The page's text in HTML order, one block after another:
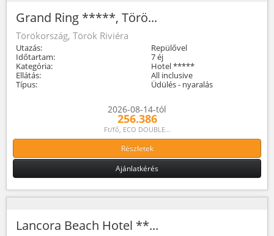
Grand Ring *****, Törö...
Törökország, Török Riviéra
Utazás:
Repülővel
Időtartam:
7 éj
Kategória:
Hotel *****
Ellátás:
All inclusive
Típus:
Üdülés - nyaralás
2026-08-14-tól
256.386
Ft/fő, ECO DOUBLE...
Részletek
Ajánlatkérés
Lancora Beach Hotel **...